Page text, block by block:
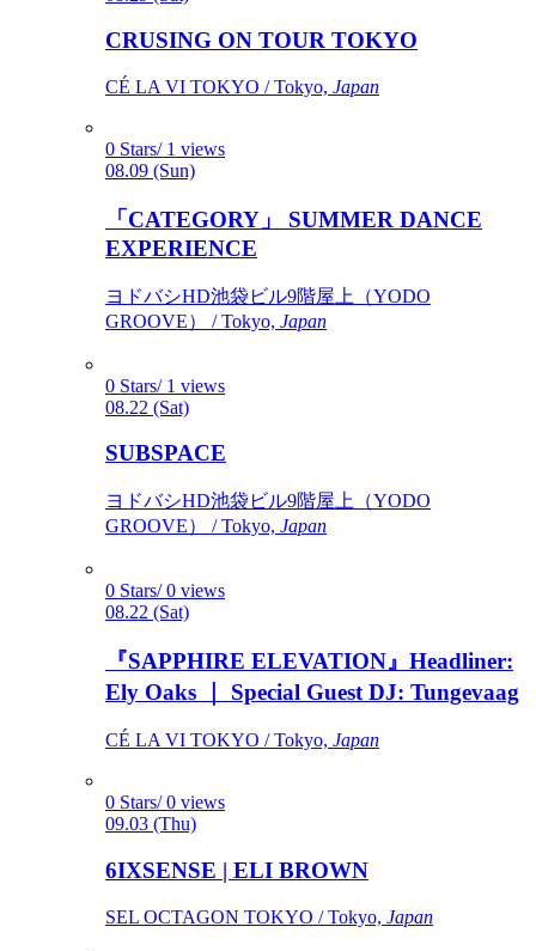
CRUSING ON TOUR TOKYO
CÉ LA VI TOKYO / Tokyo, Japan
0 Stars/ 1 views
08.09 (Sun)
「CATEGORY」 SUMMER DANCE
EXPERIENCE
ヨドバシHD池袋ビル9階屋上（YODO
GROOVE） / Tokyo, Japan
0 Stars/ 1 views
08.22 (Sat)
SUBSPACE
ヨドバシHD池袋ビル9階屋上（YODO
GROOVE） / Tokyo, Japan
0 Stars/ 0 views
08.22 (Sat)
『SAPPHIRE ELEVATION』Headliner:
Ely Oaks ｜ Special Guest DJ: Tungevaag
CÉ LA VI TOKYO / Tokyo, Japan
0 Stars/ 0 views
09.03 (Thu)
6IXSENSE | ELI BROWN
SEL OCTAGON TOKYO / Tokyo, Japan